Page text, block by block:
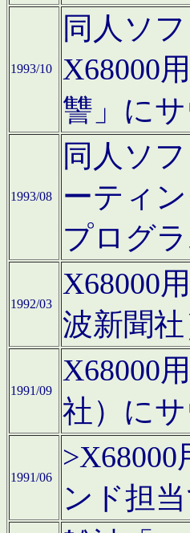
1993/10
同人ソ
X68000
讐」に
1993/08
同人ソ
ーティ
プログ
1992/03
X68000
波新聞
1991/09
X68000
社）に
1991/06
ンド担当